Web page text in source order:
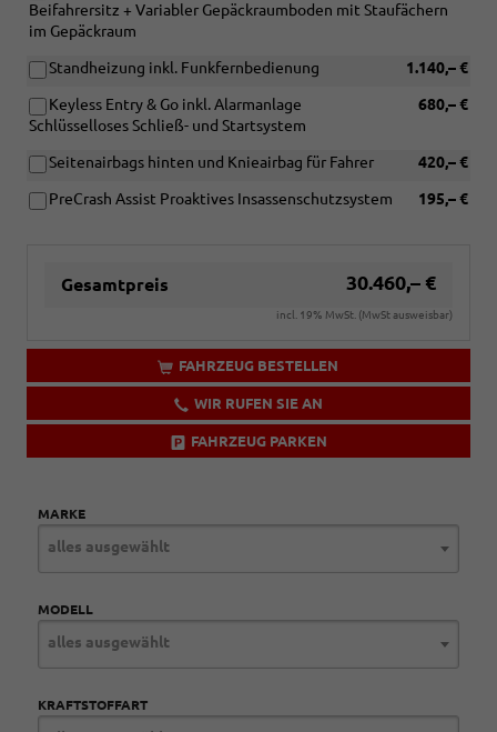
Beifahrersitz + Variabler Gepäckraumboden mit Staufächern
im Gepäckraum
1.140,– €
Standheizung inkl. Funkfernbedienung
680,– €
Keyless Entry & Go inkl. Alarmanlage
Schlüsselloses Schließ- und Startsystem
420,– €
Seitenairbags hinten und Knieairbag für Fahrer
195,– €
PreCrash Assist Proaktives Insassenschutzsystem
Gesamtpreis 30.460,– €
incl. 19% MwSt. (MwSt ausweisbar)
FAHRZEUG BESTELLEN
WIR RUFEN SIE AN
FAHRZEUG PARKEN
MARKE
alles ausgewählt
MODELL
alles ausgewählt
KRAFTSTOFFART